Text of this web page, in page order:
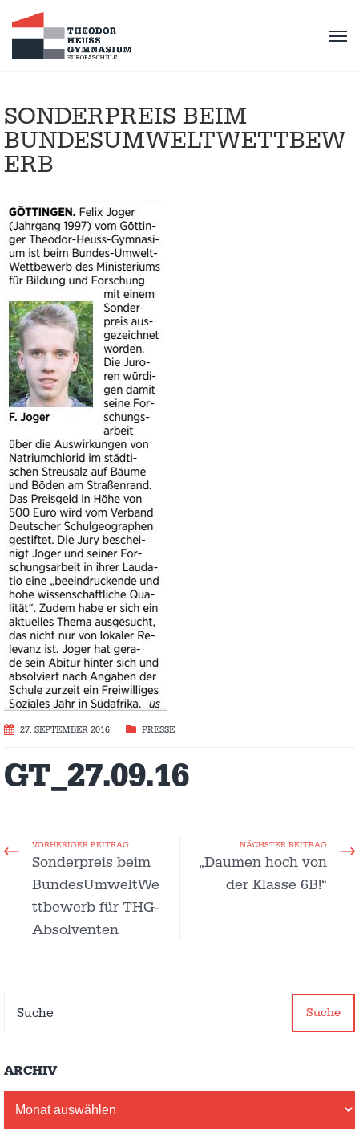
SONDERPREIS BEIM
BUNDESUMWELTWETTBEW
ERB
27. SEPTEMBER 2016 PRESSE
GT_27.09.16
VORHERIGER BEITRAG
Sonderpreis beim
BundesUmweltWe
ttbewerb für THG-
Absolventen
NÄCHSTER BEITRAG
„Daumen hoch von
der Klasse 6B!“
Suche
ARCHIV